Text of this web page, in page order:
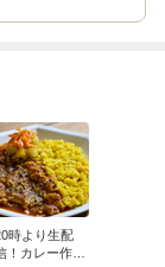
時より生配
！カレー作り